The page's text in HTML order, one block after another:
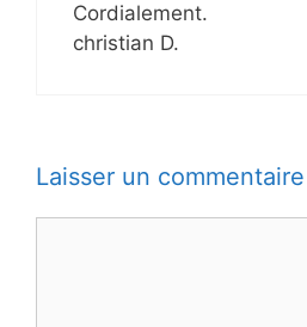
Cordialement.
christian D.
Laisser un commentaire